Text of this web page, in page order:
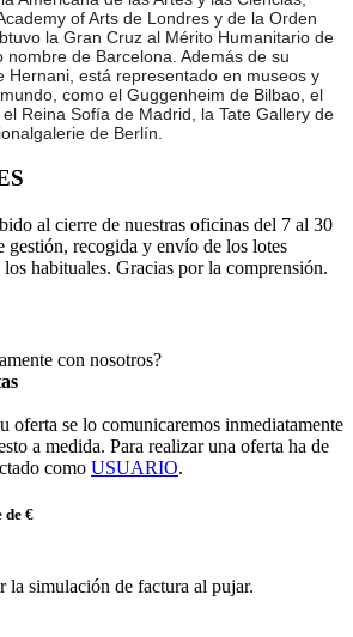
of Arts de Londres y de la Orden
la Gran Cruz al Mérito Humanitario de
nombre de Barcelona. Además de su
Hernani, está representado en museos y
como el Guggenheim de Bilbao, el
Reina Sofía de Madrid, la Tate Gallery de
de Berlín.
al cierre de nuestras oficinas del 7 al 30
gestión, recogida y envío de los lotes
habituales. Gracias por la comprensión.
con nosotros?
oferta se lo comunicaremos inmediatamente
a medida. Para realizar una oferta ha de
como USUARIO.
de €
la simulación de factura al pujar.